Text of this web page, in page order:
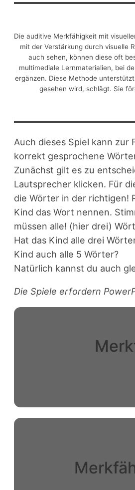
Die auditive Merkfähigkeit mit
mit der Verstärkung durch visuelle
auch sehen, können diese oft
multimediale Lernmaterialien, bei
ergänzen. Diese Methode
gesehen wird, schlägt. Sie
Auch dieses Spiel kann
korrekt gesprochene
Zunächst gilt es zu
Lautsprecher klicken. Für
die Wörter in der richtigen!
Kind das Wort nennen.
müssen alle! (hier drei)
Hat das Kind alle drei
Kind auch alle 5 Wörter?
Natürlich kannst du auch
Die Spiele erfordern